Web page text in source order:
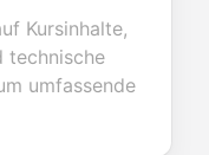
Kursinhalte,
technische
umfassende